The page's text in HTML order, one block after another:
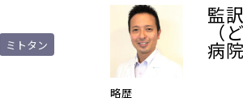
ミトタン
監
（
病
略歴